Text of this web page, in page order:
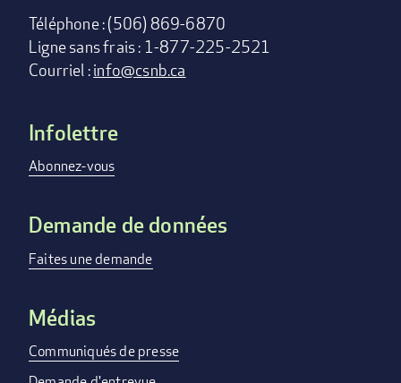
Téléphone : (506) 869-6870
Ligne sans frais : 1-877-225-2521
Courriel :info@csnb.ca
Footer
menu
Infolettre
Abonnez-vous
Demande de données
Faites une demande
Médias
Communiqués de presse